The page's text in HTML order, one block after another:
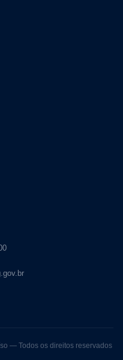
— Todos os direitos reservados